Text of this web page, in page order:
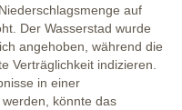
auf
Der Wasserstad wurde
angehoben, während die
Verträglichkeit indizieren.
in einer
könnte das